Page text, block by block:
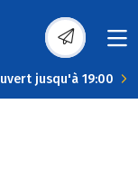
jusqu'à 19:00